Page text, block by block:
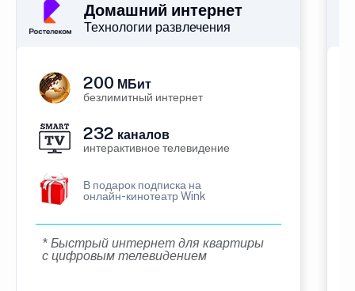
Домашний интернет
Технологии развлечения
200 МБит
безлимитный интернет
232 каналов
интерактивное телевидение
В подарок подписка на
онлайн-кинотеатр Wink
* Быстрый интернет для квартиры
с цифровым телевидением